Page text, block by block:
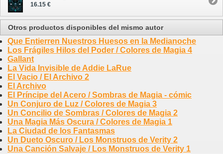
16.15 €
Otros productos disponibles del mismo autor
Que Entierren Nuestros Huesos en la Medianoche
Los Frágiles Hilos del Poder / Colores de Magia 4
Gallant
La Vida Invisible de Addie LaRue
El Vacio / El Archivo 2
El Archivo
El Príncipe del Acero / Sombras de Magia - cómic
Un Conjuro de Luz / Colores de Magia 3
Un Concilio de Sombras / Colores de Magia 2
Una Magia Más Oscura / Colores de Magia 1
La Ciudad de los Fantasmas
Un Dueto Oscuro / Los Monstruos de Verity 2
Una Canción Salvaje / Los Monstruos de Verity 1